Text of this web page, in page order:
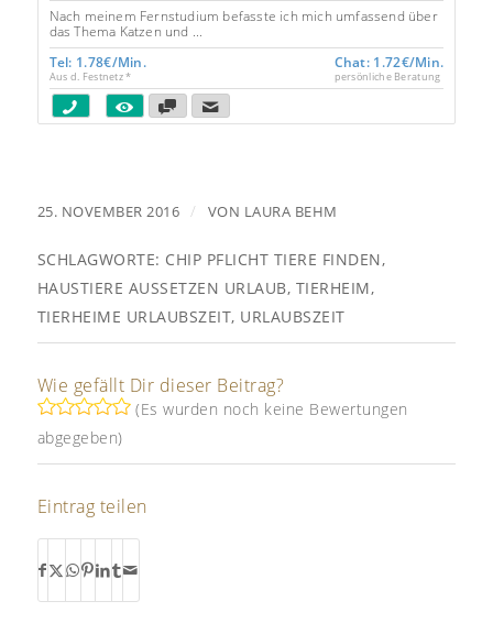
Nach meinem Fernstudium befasste ich mich umfassend über
das Thema Katzen und ...
Tel: 1.78€/Min.
Aus d. Festnetz *
Chat: 1.72€/Min.
persönliche Beratung
25. NOVEMBER 2016 / VON LAURA BEHM
SCHLAGWORTE: CHIP PFLICHT TIERE FINDEN,
HAUSTIERE AUSSETZEN URLAUB, TIERHEIM,
TIERHEIME URLAUBSZEIT, URLAUBSZEIT
Wie gefällt Dir dieser Beitrag?
(Es wurden noch keine Bewertungen
abgegeben)
Eintrag teilen